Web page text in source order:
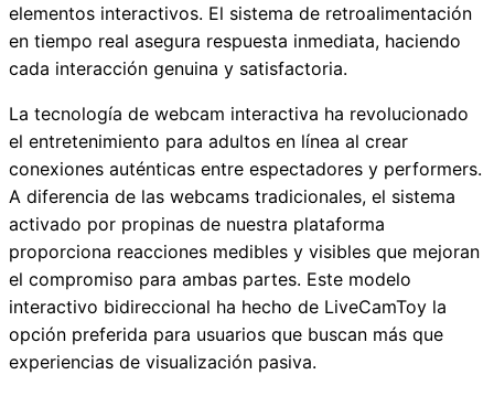
elementos interactivos. El sistema de retroalimentación
en tiempo real asegura respuesta inmediata, haciendo
cada interacción genuina y satisfactoria.
La tecnología de webcam interactiva ha revolucionado
el entretenimiento para adultos en línea al crear
conexiones auténticas entre espectadores y performers.
A diferencia de las webcams tradicionales, el sistema
activado por propinas de nuestra plataforma
proporciona reacciones medibles y visibles que mejoran
el compromiso para ambas partes. Este modelo
interactivo bidireccional ha hecho de LiveCamToy la
opción preferida para usuarios que buscan más que
experiencias de visualización pasiva.